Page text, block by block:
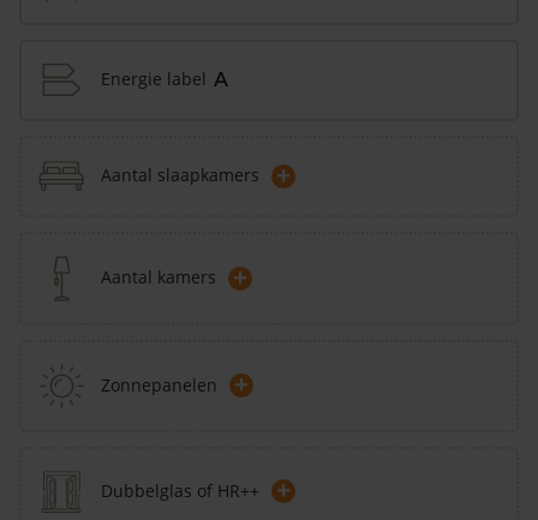
Energie label A
Aantal slaapkamers +
Aantal kamers +
Zonnepanelen +
Dubbelglas of HR++ +